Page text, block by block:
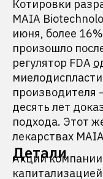
Котировки
MAIA
июня, более
произошло
регулятор FDA
производителя
десять лет
подхода. Этот
лекарствах
Детали
Акции